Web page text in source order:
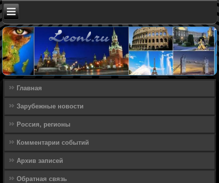
Главная
Зарубежные новости
Россия, регионы
Комментарии событий
Архив записей
Обратная связь